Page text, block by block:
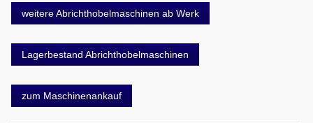
weitere Abrichthobelmaschinen ab Werk
Lagerbestand Abrichthobelmaschinen
zum Maschinenankauf